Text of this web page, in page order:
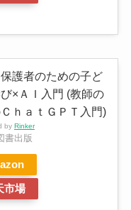
護者のための子ど
×ＡＩ入門 (教師の
ｈａｔＧＰＴ入門)
by Rinker
書出版
市場